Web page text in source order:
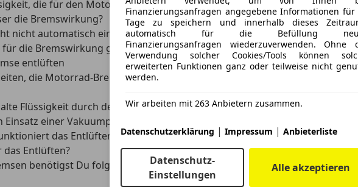
Finanzierungsanfragen angegebene Informationen für
Tage zu speichern und innerhalb dieses
automatisch für die Befüllung
Finanzierungsanfragen wiederzuverwenden. Ohne
Verwendung solcher Cookies/Tools können
erweiterten Funktionen ganz oder teilweise nicht
werden.
Wir arbeiten mit 263 Anbietern zusammen.
Datenschutzerklärung | Impressum | Anbieterliste
Datenschutz-
Einstellungen
Alle akzeptieren
die für den Motorrad-Rennsport sowie für Bremsanlagen mit hohen
die Bremswirkung?
nicht automatisch eine steigende Bremswirkung einher. Wichtig ist, die
die Bremswirkung geschaffen werden.
entlüften
, die Motorrad-Bremse zu entlüften. Entweder durch das
Flüssigkeit durch den
aufkommenden Druckdes Bremshebels in ein
Einsatz einer Vakuumpumpe.
das Entlüften einfacherals auf dem klassischen Wege. Wer also
das Entlüften?
benötigst Du folgende Werkzeuge: